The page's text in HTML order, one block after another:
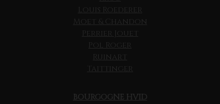
Louis Roederer
Moet & Chandon
Perrier Jouet
Pol Roger
Ruinart
Taittinger
BOURGOGNE HVID